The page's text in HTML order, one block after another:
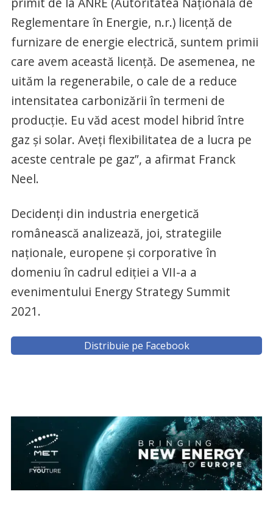
Reglementare în Energie, n.r.) licenţă de
furnizare de energie electrică, suntem primii
care avem această licenţă. De asemenea, ne
uităm la regenerabile, o cale de a reduce
intensitatea carbonizării în termeni de
producţie. Eu văd acest model hibrid între
gaz şi solar. Aveţi flexibilitatea de a lucra pe
aceste centrale pe gaz”, a afirmat Franck
Neel.
Decidenţi din industria energetică
românească analizează, joi, strategiile
naţionale, europene şi corporative în
domeniu în cadrul ediţiei a VII-a a
evenimentului Energy Strategy Summit
2021.
Distribuie pe Facebook